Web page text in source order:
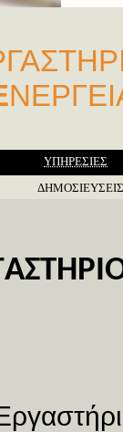
ΥΠΗΡΕΣΙΕΣ
ΔΗΜΟΣΙΕΥΣΕΙΣ